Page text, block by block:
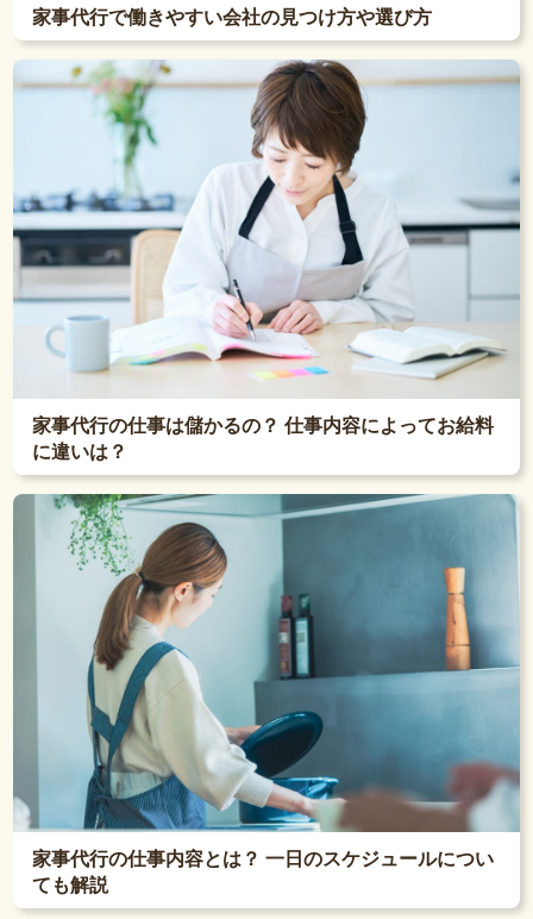
家事代行で働きやすい会社の見つけ方や選び方
家事代行の仕事は儲かるの？ 仕事内容によってお給料
に違いは？
家事代行の仕事内容とは？ 一日のスケジュールについ
ても解説